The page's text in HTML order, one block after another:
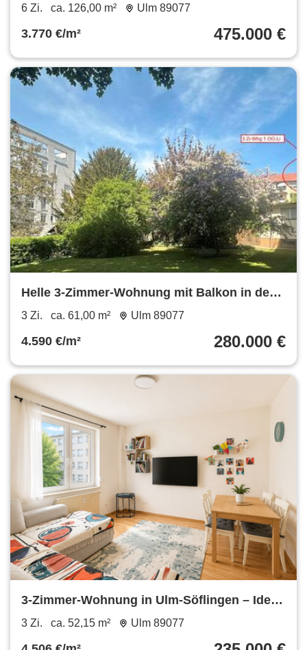
6 Zi. ca. 126,00 m² Ulm 89077
3.770 €/m² 475.000 €
Helle 3-Zimmer-Wohnung mit Balkon in der
Ulmer Weststadt
3 Zi. ca. 61,00 m² Ulm 89077
4.590 €/m² 280.000 €
3-Zimmer-Wohnung in Ulm-Söflingen – Ideal
für Kapitalanleger
3 Zi. ca. 52,15 m² Ulm 89077